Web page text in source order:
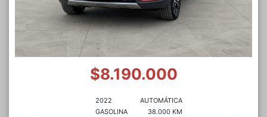
$8.190.000
2022
GASOLINA
AUTOMÁTICA
38.000 KM